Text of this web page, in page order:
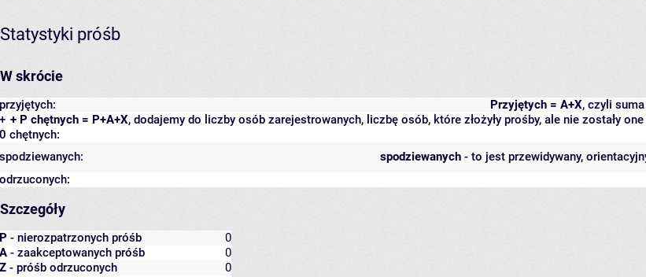
Statystyki próśb
W skrócie
Przyjętych = A+X, czyli
przyjętych:
+ P chętnych = P+A+X, dodajemy do liczby osób zarejestrowanych, liczbę osób, które złożyły prośby, ale nie zostały
+
0 chętnych:
spodziewanych - to jest przewidywany,
spodziewanych:
odrzuconych:
Szczegóły
P - nierozpatrzonych próśb
0
A - zaakceptowanych próśb
0
Z - próśb odrzuconych
0